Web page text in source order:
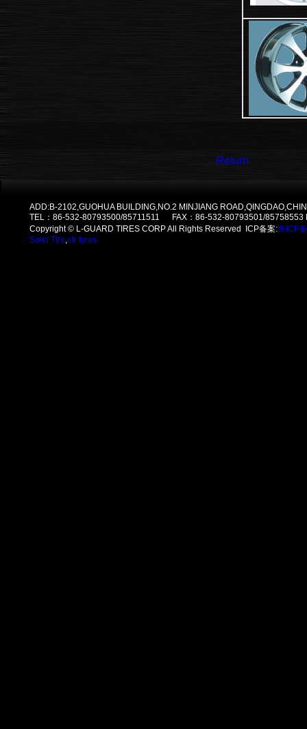
Return
ADD:B-2102,GUOHUA BUILDING,NO.2 MINJIANG
TEL：86-532-80793500/85711511 FAX：86-532-80793501/85758553
Copyright © L-GUARD TIRES CORP All Rights Reserved ICP备案:鲁ICP
Solid Tire,otr tyres